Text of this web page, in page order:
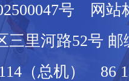
号 网站
里河路52号 邮
（总机） 86